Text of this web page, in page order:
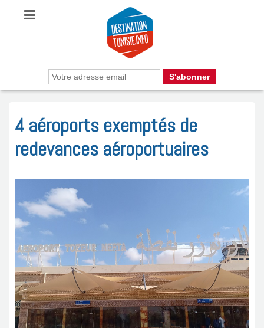
4 aéroports exemptés de
redevances aéroportuaires